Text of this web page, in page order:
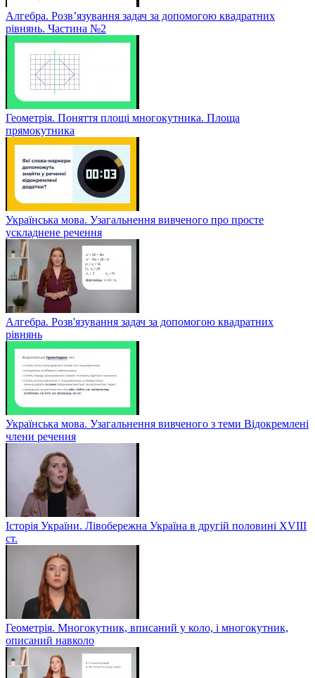
Алгебра. Розв’язування задач за допомогою квадратних
рівнянь. Частина №2
Геометрія. Поняття площі многокутника. Площа
прямокутника
Українська мова. Узагальнення вивченого про просте
ускладнене речення
Алгебра. Розв'язування задач за допомогою квадратних
рівнянь
Українська мова. Узагальнення вивченого з теми Відокремлені
члени речення
Історія України. Лівобережна Україна в другій половині ХVIIІ
ст.
Геометрія. Многокутник, вписаний у коло, і многокутник,
описаний навколо